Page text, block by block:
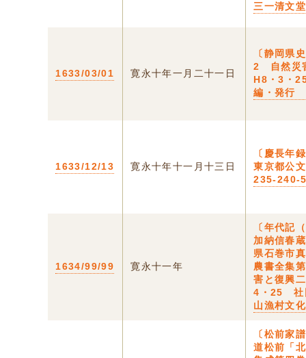
三一清文
1633/03/01 寛永十年一月二十一日
〔静岡県
2 自然災
H8・3・
編・発行
1633/12/13 寛永十年十一月十三日
〔慶長年
東京都公
235-240-
1634/99/99 寛永十一年
〔年代記
加納信春
県石巻市
農書全集
害と復興
4・25 社
山漁村文
〔松前家
道松前「